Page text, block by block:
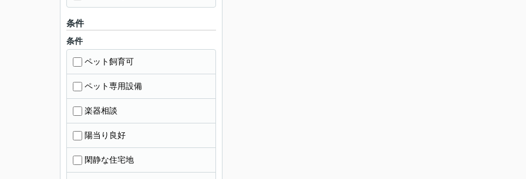
条件
条件
ペット飼育可
ペット専用設備
楽器相談
陽当り良好
閑静な住宅地